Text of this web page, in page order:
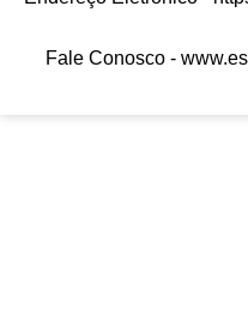
Fale Conosco -